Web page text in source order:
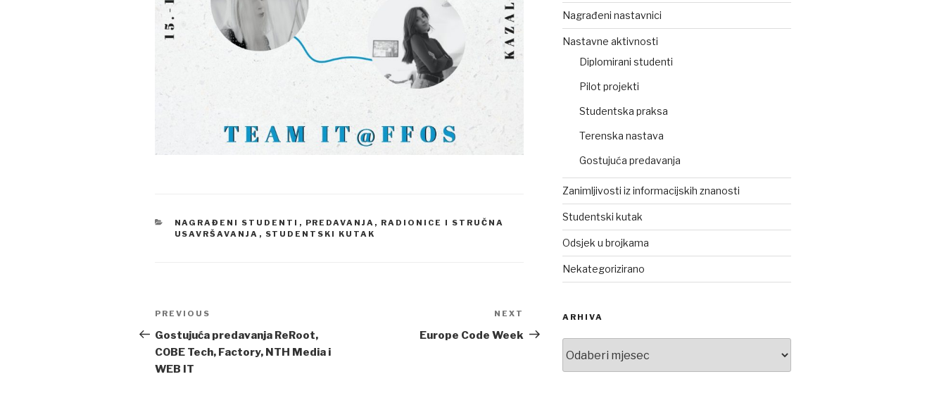
CATEGORIES
NAGRAĐENI STUDENTI , PREDAVANJA, RADIONICE I STRUČNA
USAVRŠAVANJA , STUDENTSKI KUTAK
Post
navigation
Previous
Post
PREVIOUS
Gostujuća predavanja ReRoot,
COBE Tech, Factory, NTH Media i
WEB IT
Post
NEXT
Europe Code Week
Nagrađeni nastavnici
Nastavne aktivnosti
Diplomirani studenti
Pilot projekti
Studentska praksa
Terenska nastava
Gostujuća predavanja
Zanimljivosti iz informacijskih znanosti
Studentski kutak
Odsjek u brojkama
Nekategorizirano
ARHIVA